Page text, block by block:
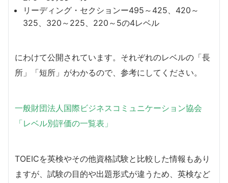
リーディング・セクションー495～425、420～
325、320～225、220～5の4レベル
にわけて公開されています。それぞれのレベルの「長
所」「短所」がわかるので、参考にしてください。
一般財団法人国際ビジネスコミュニケーション協会
「レベル別評価の一覧表」
TOEICを英検やその他資格試験と比較した情報もあり
ますが、試験の目的や出題形式が違うため、英検など